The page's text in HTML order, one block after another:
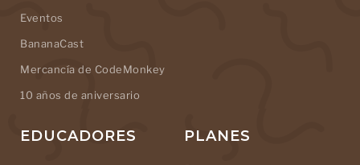
Eventos
BananaCast
Mercancía de CodeMonkey
10 años de aniversario
EDUCADORES PLANES